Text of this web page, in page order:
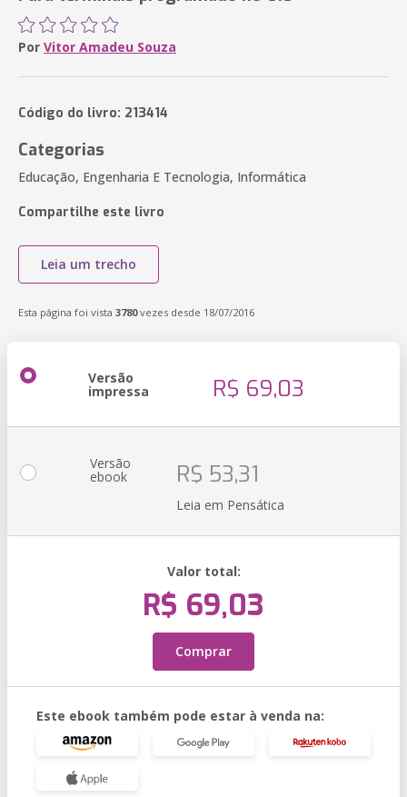
Por Vitor Amadeu Souza
Código do livro: 213414
Categorias
Educação, Engenharia E Tecnologia, Informática
Compartilhe este livro
Leia um trecho
Esta página foi vista 3780vezes desde 18/07/2016
Versão
impressa R$ 69,03
Versão
ebook R$ 53,31
Leia em Pensática
Valor total:
R$ 69,03
Comprar
Este ebook também pode estar à venda na: